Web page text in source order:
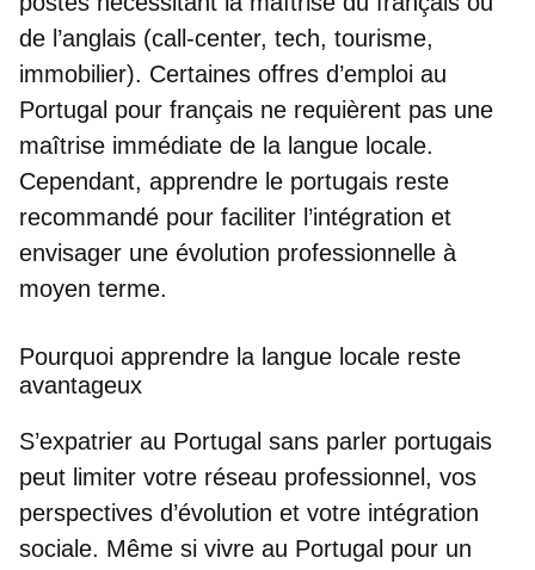
de l’anglais (call-center, tech, tourisme,
immobilier). Certaines offres d’emploi au
Portugal pour français ne requièrent pas une
maîtrise immédiate de la langue locale.
Cependant, apprendre le portugais reste
recommandé pour faciliter l’intégration et
envisager une évolution professionnelle à
moyen terme.
Pourquoi apprendre la langue locale reste
avantageux
S’expatrier au Portugal sans parler portugais
peut limiter votre réseau professionnel, vos
perspectives d’évolution et votre intégration
sociale. Même si vivre au Portugal pour un